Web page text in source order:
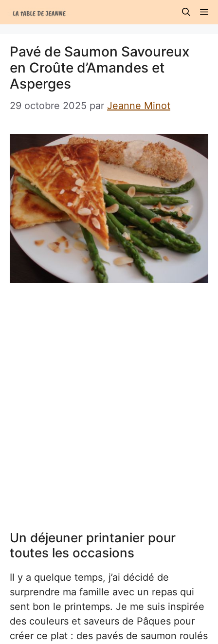
au
Pavé de Saumon Savoureux
en Croûte d’Amandes et
Asperges
29 octobre 2025 par Jeanne Minot
Un déjeuner printanier pour
toutes les occasions
Il y a quelque temps, j’ai décidé de
surprendre ma famille avec un repas qui
sent bon le printemps. Je me suis inspirée
des couleurs et saveurs de Pâques pour
créer ce plat : des pavés de saumon roulés